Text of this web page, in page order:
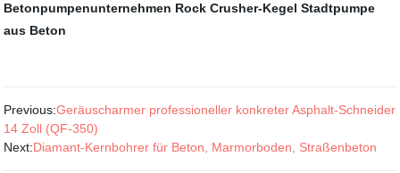
Betonpumpenunternehmen Rock Crusher-Kegel Stadtpumpe
aus Beton
Previous:Geräuscharmer professioneller konkreter Asphalt-Schneider
14 Zoll (QF-350)
Next:Diamant-Kernbohrer für Beton, Marmorboden, Straßenbeton